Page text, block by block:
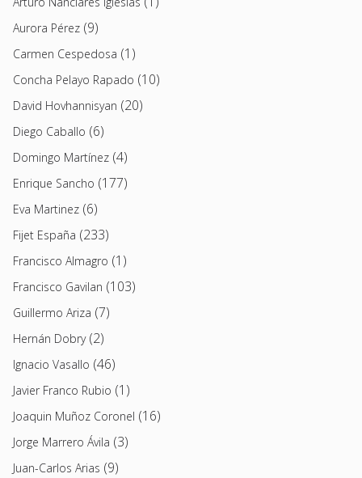
Aurora Pérez (9)
Carmen Cespedosa (1)
Concha Pelayo Rapado (10)
David Hovhannisyan (20)
Diego Caballo (6)
Domingo Martínez (4)
Enrique Sancho (177)
Eva Martinez (6)
Fijet España (233)
Francisco Almagro (1)
Francisco Gavilan (103)
Guillermo Ariza (7)
Hernán Dobry(2)
Ignacio Vasallo (46)
Javier Franco Rubio (1)
Joaquin Muñoz Coronel (16)
Jorge Marrero Ávila (3)
Juan-Carlos Arias (9)